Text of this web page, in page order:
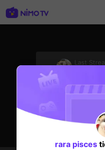
Last
rara pisces